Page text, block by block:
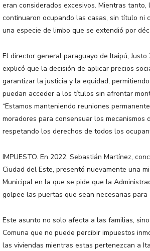
eran considerados excesivos. Mientras tanto,
continuaron ocupando las casas, sin título ni
una especie de limbo que se extendió por
El director general paraguayo de Itaipú, Justo
explicó que la decisión de aplicar precios
garantizar la justicia y la equidad,
puedan acceder a los títulos sin afrontar
“Estamos manteniendo reuniones
moradores para consensuar los mecanismos
respetando los derechos de todos los
IMPUESTO. En 2022, Sebastián Martínez,
Ciudad del Este, presentó nuevamente una
Municipal en la que se pide que la
golpee las puertas que sean necesarias
Este asunto no solo afecta a las familias,
Comuna que no puede percibir impuestos
las viviendas mientras estas pertenezcan a